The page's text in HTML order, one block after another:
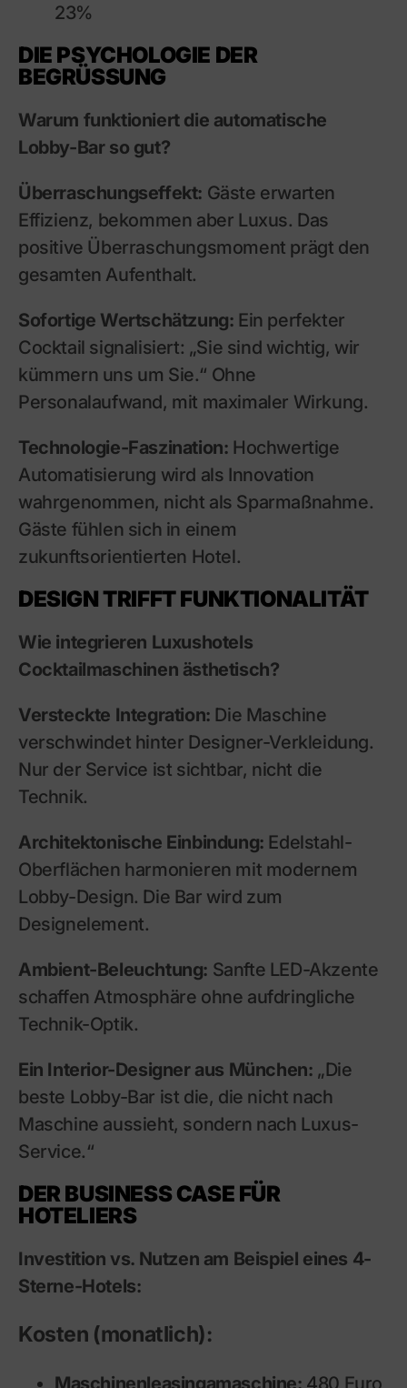
23%
DIE PSYCHOLOGIE DER
BEGRÜSSUNG
Warum funktioniert die automatische
Lobby-Bar so gut?
Überraschungseffekt: Gäste erwarten
Effizienz, bekommen aber Luxus. Das
positive Überraschungsmoment prägt den
gesamten Aufenthalt.
Sofortige Wertschätzung: Ein perfekter
Cocktail signalisiert: „Sie sind wichtig, wir
kümmern uns um Sie.“ Ohne
Personalaufwand, mit maximaler Wirkung.
Technologie-Faszination: Hochwertige
Automatisierung wird als Innovation
wahrgenommen, nicht als Sparmaßnahme.
Gäste fühlen sich in einem
zukunftsorientierten Hotel.
DESIGN TRIFFT FUNKTIONALITÄT
Wie integrieren Luxushotels
Cocktailmaschinen ästhetisch?
Versteckte Integration: Die Maschine
verschwindet hinter Designer-Verkleidung.
Nur der Service ist sichtbar, nicht die
Technik.
Architektonische Einbindung: Edelstahl-
Oberflächen harmonieren mit modernem
Lobby-Design. Die Bar wird zum
Designelement.
Ambient-Beleuchtung: Sanfte LED-Akzente
schaffen Atmosphäre ohne aufdringliche
Technik-Optik.
Ein Interior-Designer aus München: „Die
beste Lobby-Bar ist die, die nicht nach
Maschine aussieht, sondern nach Luxus-
Service.“
DER BUSINESS CASE FÜR
HOTELIERS
Investition vs. Nutzen am Beispiel eines 4-
Sterne-Hotels:
Kosten (monatlich):
Maschinenleasingamaschine: 480 Euro